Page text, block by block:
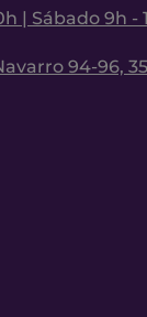
| Sábado 9h -
94-96,